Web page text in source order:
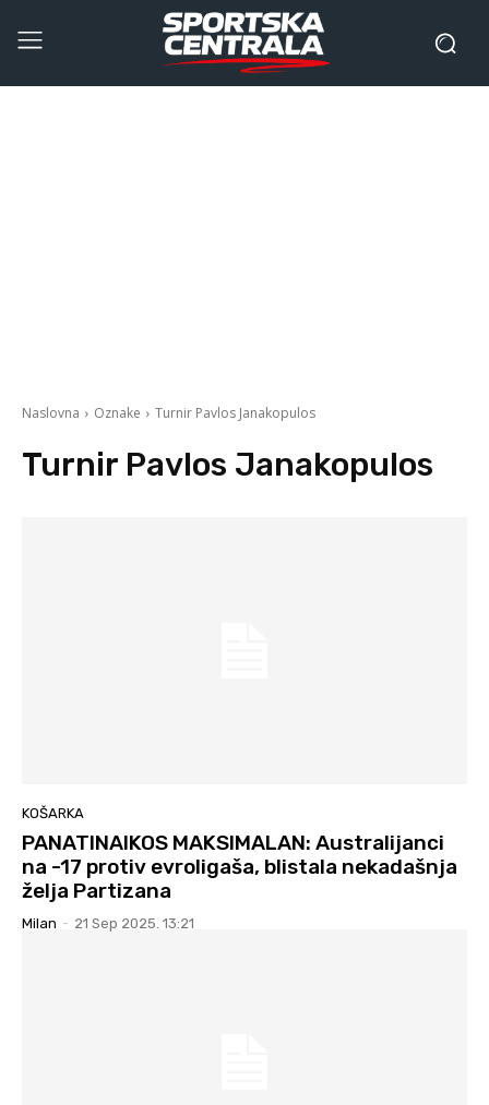
Naslovna Oznake Turnir Pavlos Janakopulos
Turnir Pavlos Janakopulos
KOŠARKA
PANATINAIKOS MAKSIMALAN: Australijanci
na -17 protiv evroligaša, blistala nekadašnja
želja Partizana
Milan - 21 Sep 2025. 13:21